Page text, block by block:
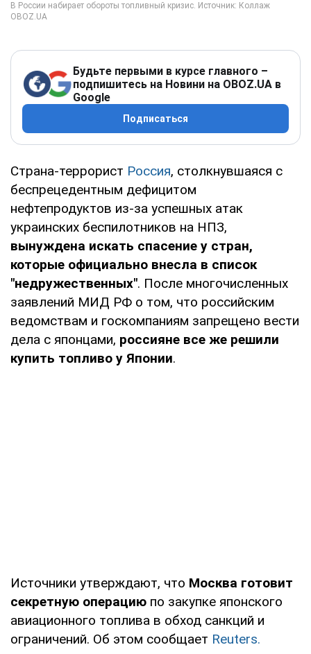
Будьте первыми в курсе главного –
подпишитесь на Новини на OBOZ.UA в
Google
Подписаться
Страна-террорист Россия, столкнувшаяся с
беспрецедентным дефицитом
нефтепродуктов из-за успешных атак
украинских беспилотников на НПЗ,
вынуждена искать спасение у стран,
которые официально внесла в список
"недружественных". После многочисленных
заявлений МИД РФ о том, что российским
ведомствам и госкомпаниям запрещено вести
дела с японцами, россияне все же решили
купить топливо у Японии.
Источники утверждают, что Москва готовит
секретную операцию по закупке японского
авиационного топлива в обход санкций и
ограничений. Об этом сообщает Reuters.